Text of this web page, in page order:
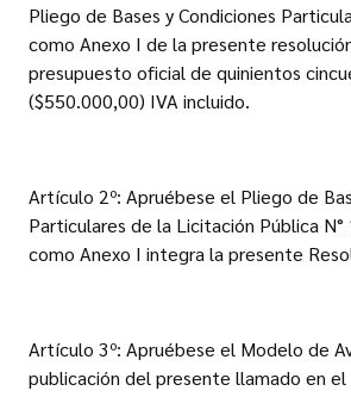
Pliego de Bases y Condiciones
como Anexo I de la presente
presupuesto oficial de quinientos
($550.000,00) IVA incluido.
Artículo 2º: Apruébese el Pliego de
Particulares de la Licitación Pública
como Anexo I integra la presente
Artículo 3º: Apruébese el Modelo de
publicación del presente llamado en